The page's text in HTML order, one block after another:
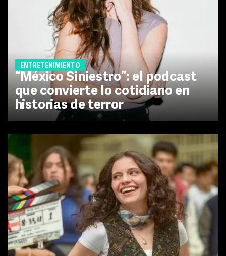
ENTRETENIMIENTO
“México Siniestro”: el podcast
que convierte lo cotidiano en
historias de terror